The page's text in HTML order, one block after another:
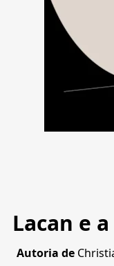
Lacan e
Autoria de